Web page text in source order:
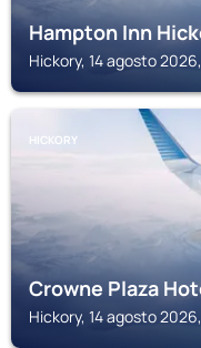
Hampton Inn
Hickory, 14 agosto
HICKORY
Crowne Plaza
Hickory, 14 agosto